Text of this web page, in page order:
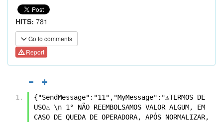
HITS: 781
Go to comments
Report
{"SendMessage":"11","MyMessage":"⚠️TERMOS DE
USO⚠️ \n 1° NÃO REEMBOLSAMOS VALOR ALGUM, EM
CASO DE QUEDA DE OPERADORA, APÓS NORMALIZAR,